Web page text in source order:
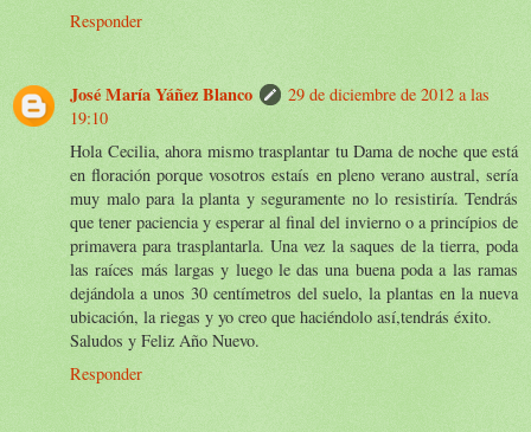
Responder
José María Yáñez Blanco
29 de diciembre de 2012 a las
19:10
Hola Cecilia, ahora mismo trasplantar tu Dama de noche que está
en floración porque vosotros estaís en pleno verano austral, sería
muy malo para la planta y seguramente no lo resistiría. Tendrás
que tener paciencia y esperar al final del invierno o a princípios de
primavera para trasplantarla. Una vez la saques de la tierra, poda
las raíces más largas y luego le das una buena poda a las ramas
dejándola a unos 30 centímetros del suelo, la plantas en la nueva
ubicación, la riegas y yo creo que haciéndolo así,tendrás éxito.
Saludos y Feliz Año Nuevo.
Responder